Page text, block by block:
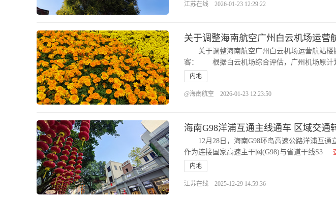
江苏在线 2026-01-23 12:29:22
关于调整海南航空广州白云机场运营
关于调整海南航空广州白云机场运营航站
客： 根据白云机场综合评估，广州机场原计
内地
@海南航空 2026-01-23 12:23:50
海南G98洋浦互通主线通车 区域交通
12月28日，海南G98环岛高速公路洋浦互通
作为连接国家高速主干网(G98)与省道干线S3
内地
江苏在线 2025-12-29 14:59:36